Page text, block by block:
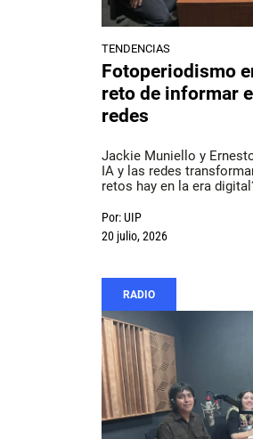
TENDENCIAS
Fotoperiodismo
reto de informar
redes
Jackie Muniello y
IA y las redes
retos hay en la era
Por:UIP
20 julio, 2026
RADIO